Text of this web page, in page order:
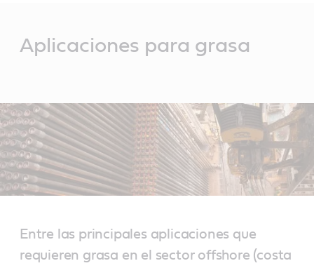
Aplicaciones para grasa
Entre las principales aplicaciones que
requieren grasa en el sector offshore (costa